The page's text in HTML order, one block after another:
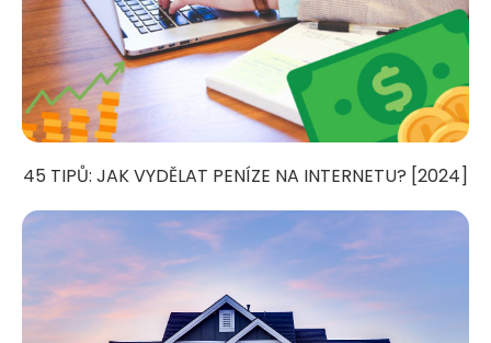
45 TIPŮ: JAK VYDĚLAT PENÍZE NA INTERNETU? [2024]